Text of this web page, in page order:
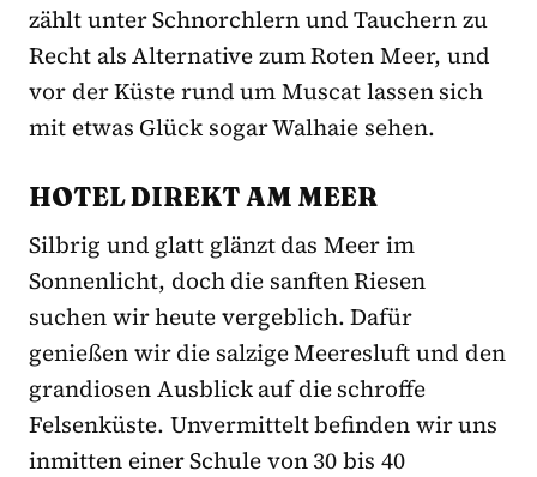
zählt unter Schnorchlern und Tauchern zu
Recht als Alternative zum Roten Meer, und
vor der Küste rund um Muscat lassen sich
mit etwas Glück sogar Walhaie sehen.
HOTEL DIREKT AM MEER
Silbrig und glatt glänzt das Meer im
Sonnenlicht, doch die sanften Riesen
suchen wir heute vergeblich. Dafür
genießen wir die salzige Meeresluft und den
grandiosen Ausblick auf die schroffe
Felsenküste. Unvermittelt befinden wir uns
inmitten einer Schule von 30 bis 40